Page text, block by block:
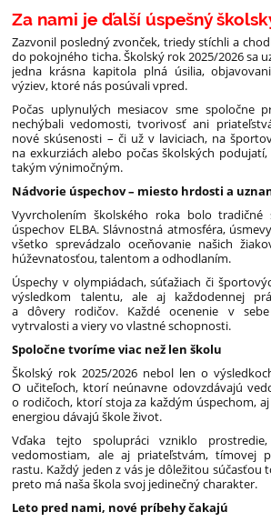
Za nami je ďalší úspešný
Zazvonil posledný zvonček, triedy stíchli a
do pokojného ticha. Školský rok 2025/2026 sa
jedna krásna kapitola plná úsilia,
výziev, ktoré nás posúvali vpred.
Počas uplynulých mesiacov sme spoločne
nechýbali vedomosti, tvorivosť ani
nové skúsenosti – či už v laviciach, na
na exkurziách alebo počas školských
takým výnimočným.
Nádvorie úspechov – miesto hrdosti a
Vyvrcholením školského roka bolo
úspechov ELBA. Slávnostná atmosféra,
všetko sprevádzalo oceňovanie našich
húževnatosťou, talentom a odhodlaním.
Úspechy v olympiádach, súťažiach či
výsledkom talentu, ale aj každodennej
a dôvery rodičov. Každé ocenenie v
vytrvalosti a viery vo vlastné schopnosti.
Spoločne tvoríme viac než len školu
Školský rok 2025/2026 nebol len o
O učiteľoch, ktorí neúnavne odovzdávajú
o rodičoch, ktorí stoja za každým úspechom,
energiou dávajú škole život.
Vďaka tejto spolupráci vzniklo
vedomostiam, ale aj priateľstvám, tímovej
rastu. Každý jeden z vás je dôležitou súčasťou
preto má naša škola svoj jedinečný charakter.
Leto pred nami, nové príbehy čakajú